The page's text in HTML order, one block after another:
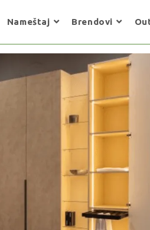
Nameštaj Brendovi